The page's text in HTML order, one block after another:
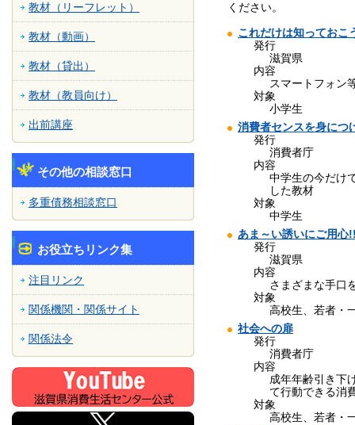
教材（リーフレット）
教材（動画）
教材（貸出）
教材（教員向け）
出前講座
その他の相談窓口
多重債務相談窓口
お役立ちリンク集
注目リンク
関係機関・関係サイト
関係法令
ください。
これだけは知っておこ
発行
滋賀県
内容
スマートフォン
対象
小学生
消費者センスを身につ
発行
消費者庁
内容
中学生の今だけ
した教材
対象
中学生
あま～い誘いにご用心
発行
滋賀県
内容
さまざまな手口
対象
高校生、若者・
社会への扉
発行
消費者庁
内容
成年年齢引き下
て行動できる消
対象
高校生、若者・